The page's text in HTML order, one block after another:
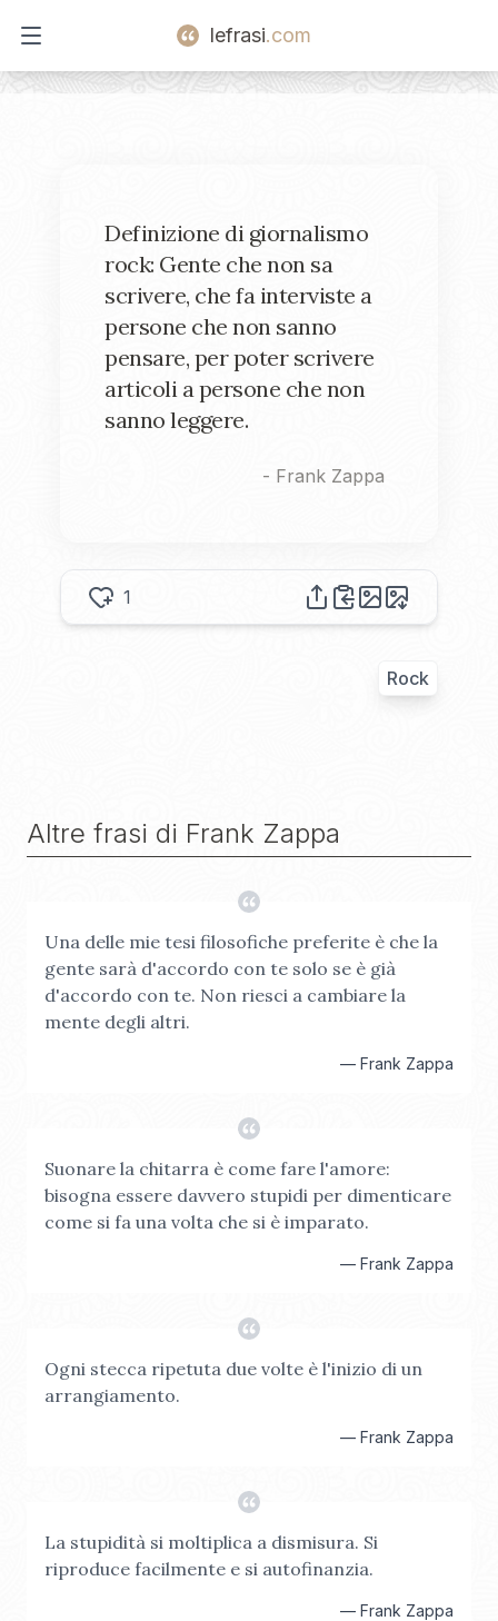
Open main menu
lefrasi.com
Definizione di giornalismo
rock: Gente che non sa
scrivere, che fa interviste a
persone che non sanno
pensare, per poter scrivere
articoli a persone che non
sanno leggere.
- Frank Zappa
1
Rock
Altre frasi di Frank Zappa
Una delle mie tesi filosofiche preferite è che la
gente sarà d'accordo con te solo se è già
d'accordo con te. Non riesci a cambiare la
mente degli altri.
— Frank Zappa
Suonare la chitarra è come fare l'amore:
bisogna essere davvero stupidi per dimenticare
come si fa una volta che si è imparato.
— Frank Zappa
Ogni stecca ripetuta due volte è l'inizio di un
arrangiamento.
— Frank Zappa
La stupidità si moltiplica a dismisura. Si
riproduce facilmente e si autofinanzia.
— Frank Zappa